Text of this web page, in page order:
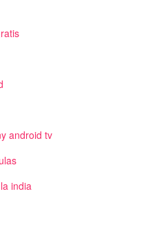
android tv
india